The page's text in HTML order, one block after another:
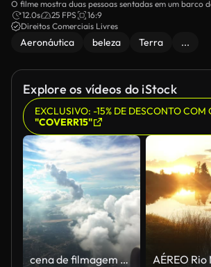
O filme mostra duas pessoas sentadas em um barco
oceano.
12.0s 25 FPS
16:9
Direitos Comerciais Livres
Aeronáutica beleza Terra ...
Explore os vídeos do iStock
EXCLUSIVO: -15% DE DESCONTO
"COVERR15"
cena de filmagem 4 k de olhar pela janela, vendo a montanha vista maravilhosa ver e de avião voando no céu através das nuvens, conceito de viagens e transporte